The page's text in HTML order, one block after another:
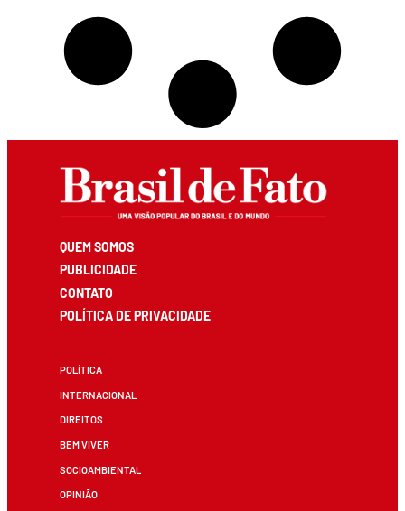
QUEM SOMOS
PUBLICIDADE
CONTATO
POLÍTICA DE PRIVACIDADE
POLÍTICA
INTERNACIONAL
DIREITOS
BEM VIVER
SOCIOAMBIENTAL
OPINIÃO